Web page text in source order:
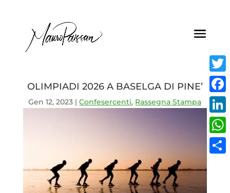
OLIMPIADI 2026 A BASELGA DI PINE’
Gen 12, 2023 |Confesercenti, Rassegna Stampa